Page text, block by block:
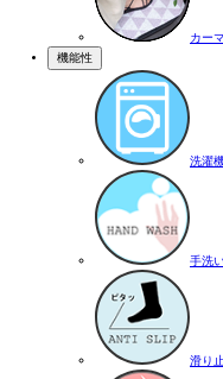
カー
機能性
洗濯
手洗
滑り